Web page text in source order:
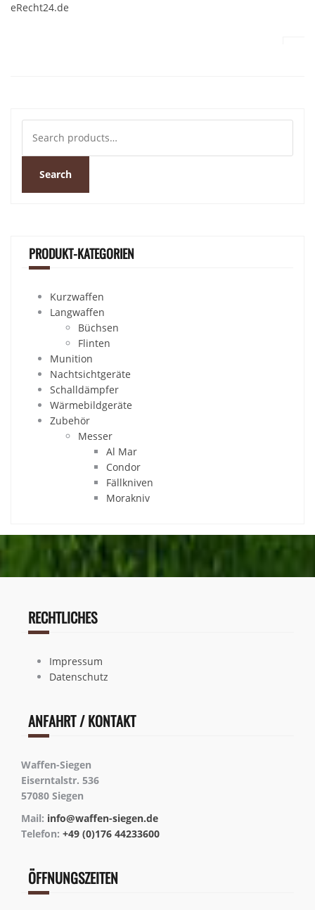
eRecht24.de
for:
Search
PRODUKT-KATEGORIEN
Kurzwaffen
Langwaffen
Büchsen
Flinten
Munition
Nachtsichtgeräte
Schalldämpfer
Wärmebildgeräte
Zubehör
Messer
Al Mar
Condor
Fällkniven
Morakniv
RECHTLICHES
Impressum
Datenschutz
ANFAHRT / KONTAKT
Waffen-Siegen
Eiserntalstr. 536
57080 Siegen
Mail: info@waffen-siegen.de
Telefon: +49 (0)176 44233600
ÖFFNUNGSZEITEN